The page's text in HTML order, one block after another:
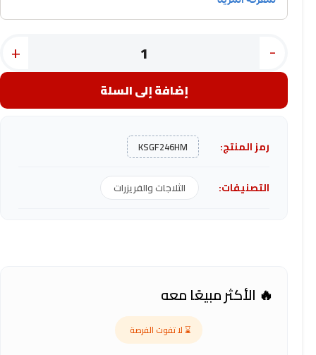
-
+
إضافة إلى السلة
رمز المنتج: KSGF246HM
التصنيفات: الثلاجات والفريزرات
🔥 الأكثر مبيعًا معه
⌛ لا تفوت الفرصة